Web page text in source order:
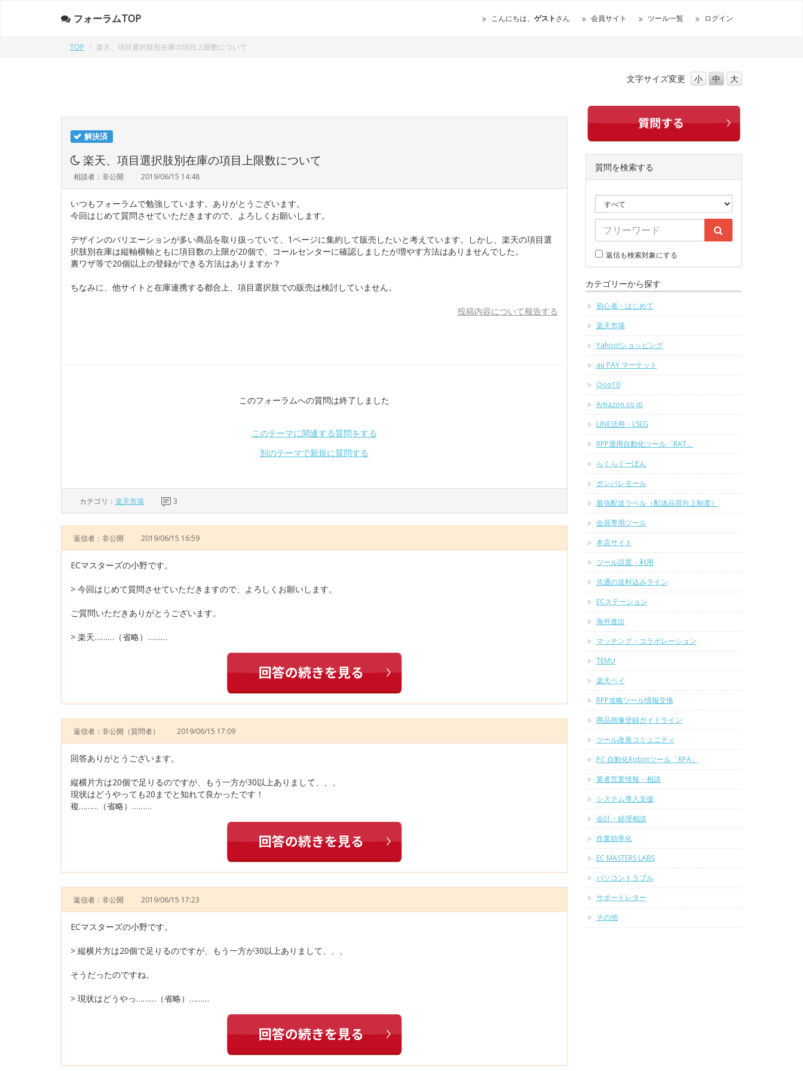
フォーラムTOP こんにちは、 ゲストさん 会員サイト ツール一覧 ログイン
TOP 楽天、項目選択肢別在庫の項目上限数について
文字サイズ変更 小 中 大
解決済
楽天、項目選択肢別在庫の項目上限数について
相談者：非公開 2019/06/15 14:48
いつもフォーラムで勉強しています。ありがとうございます。
今回はじめて質問させていただきますので、よろしくお願いします。
デザインのバリエーションが多い商品を取り扱っていて、1ページに集約して販売したいと考えています。しかし、楽天の項目選
択肢別在庫は縦軸横軸ともに項目数の上限が20個で、コールセンターに確認しましたが増やす方法はありませんでした。
裏ワザ等で20個以上の登録ができる方法はありますか？
ちなみに、他サイトと在庫連携する都合上、項目選択肢での販売は検討していません。
投稿内容について報告する
このフォーラムへの質問は終了しました
このテーマに関連する質問をする
別のテーマで新規に質問する
カテゴリ： 楽天市場 3
返信者：非公開 2019/06/15 16:59
ECマスターズの小野です。
> 今回はじめて質問させていただきますので、よろしくお願いします。
ご質問いただきありがとうございます。
> 楽天………（省略）………
返信者：非公開 （質問者） 2019/06/15 17:09
回答ありがとうございます。
縦横片方は20個で足りるのですが、もう一方が30以上ありまして、、、
現状はどうやっても20までと知れて良かったです！
複………（省略）………
返信者：非公開 2019/06/15 17:23
ECマスターズの小野です。
> 縦横片方は20個で足りるのですが、もう一方が30以上ありまして、、、
そうだったのですね。
> 現状はどうやっ………（省略）………
質問を検索する
返信も検索対象にする
カテゴリーから探す
初心者・はじめて
楽天市場
Yahoo!ショッピング
au PAY マーケット
Qoo10
Amazon.co.jp
LINE活用・LSEG
RPP運用自動化ツール「RAT」
らくらくーぽん
ポンパレモール
最強配送ラベル（配送品質向上制度）
会員専用ツール
本店サイト
ツール設置・利用
共通の送料込みライン
ECステーション
海外進出
マッチング・コラボレーション
TEMU
楽天ペイ
RPP攻略ツール情報交換
商品画像登録ガイドライン
ツール改善コミュニティ
PC 自動化Robotツール「RPA」
業者営業情報・相談
システム導入支援
会計・経理相談
作業効率化
EC MASTERS LABS
パソコントラブル
サポートレター
その他